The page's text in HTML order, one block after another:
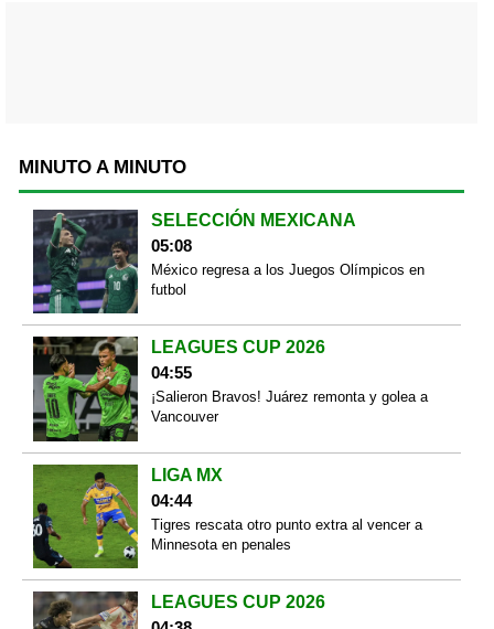
MINUTO A MINUTO
SELECCIÓN MEXICANA
05:08
México regresa a los Juegos Olímpicos en
futbol
LEAGUES CUP 2026
04:55
¡Salieron Bravos! Juárez remonta y golea a
Vancouver
LIGA MX
04:44
Tigres rescata otro punto extra al vencer a
Minnesota en penales
LEAGUES CUP 2026